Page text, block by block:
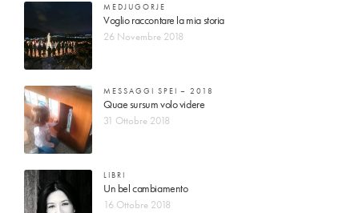
MEDJUGORJE
Voglio raccontare la mia storia
26 Novembre 2018
MESSAGGI SPEI – 2018
Quae sursum volo videre
31 Ottobre 2018
LIBRI
Un bel cambiamento
16 Ottobre 2018